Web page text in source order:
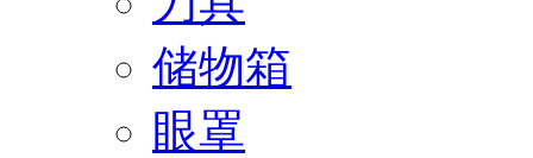
储物箱
眼罩